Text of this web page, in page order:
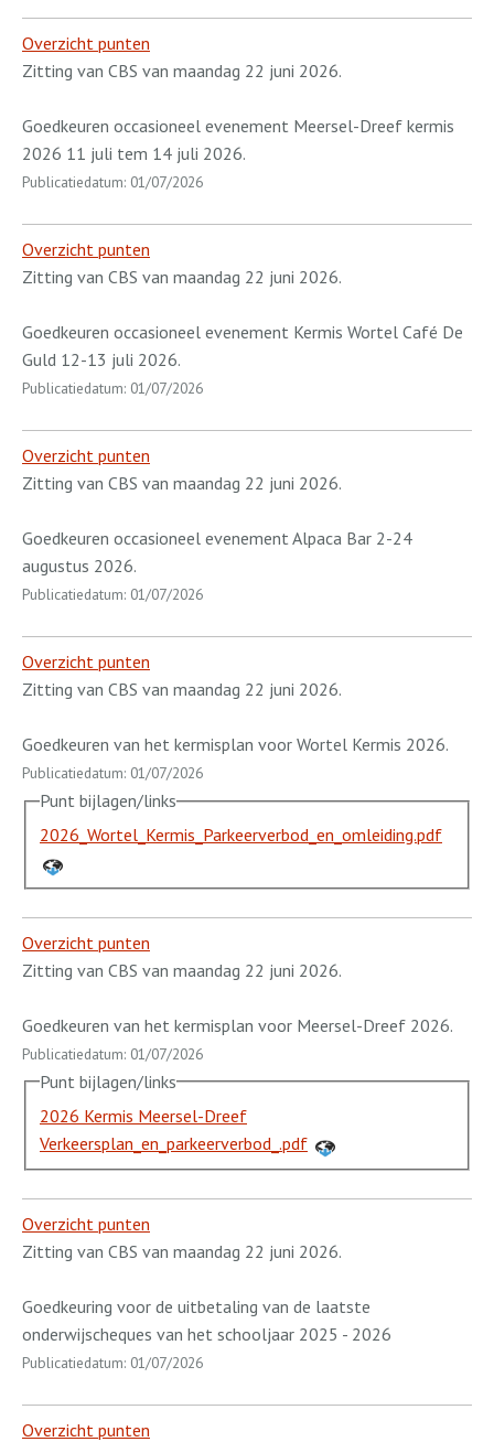
Overzicht punten
Zitting van CBS van maandag 22 juni 2026.
Goedkeuren occasioneel evenement Meersel-Dreef kermis
2026 11 juli tem 14 juli 2026.
Publicatiedatum: 01/07/2026
Overzicht punten
Zitting van CBS van maandag 22 juni 2026.
Goedkeuren occasioneel evenement Kermis Wortel Café De
Guld 12-13 juli 2026.
Publicatiedatum: 01/07/2026
Overzicht punten
Zitting van CBS van maandag 22 juni 2026.
Goedkeuren occasioneel evenement Alpaca Bar 2-24
augustus 2026.
Publicatiedatum: 01/07/2026
Overzicht punten
Zitting van CBS van maandag 22 juni 2026.
Goedkeuren van het kermisplan voor Wortel Kermis 2026.
Publicatiedatum: 01/07/2026
Punt bijlagen/links
2026_Wortel_Kermis_Parkeerverbod_en_omleiding.pdf
Overzicht punten
Zitting van CBS van maandag 22 juni 2026.
Goedkeuren van het kermisplan voor Meersel-Dreef 2026.
Publicatiedatum: 01/07/2026
Punt bijlagen/links
2026 Kermis Meersel-Dreef
Verkeersplan_en_parkeerverbod_.pdf
Overzicht punten
Zitting van CBS van maandag 22 juni 2026.
Goedkeuring voor de uitbetaling van de laatste
onderwijscheques van het schooljaar 2025 - 2026
Publicatiedatum: 01/07/2026
Overzicht punten